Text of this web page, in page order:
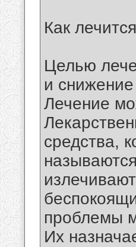
Как
Целью
и
Лечение
средства,
проблемы
Их